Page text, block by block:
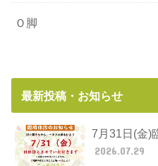
Ｏ脚
最新投稿・お知らせ
7月31日(金)
2026.07.29